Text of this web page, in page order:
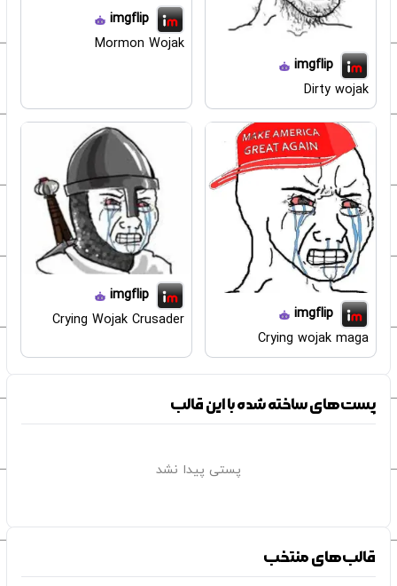
imgflip
Dirty wojak
imgflip
Mormon Wojak
imgflip
Crying wojak maga
imgflip
Crying Wojak Crusader
پست‌های ساخته شده با این قالب
پستی پیدا نشد
قالب‌های منتخب